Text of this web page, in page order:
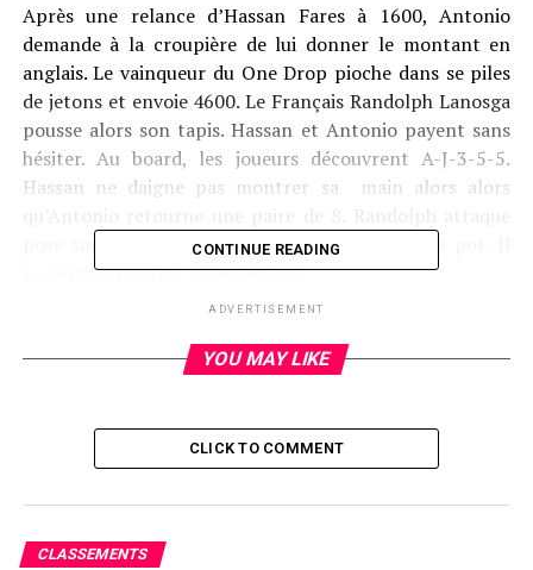
Après une relance d’Hassan Fares à 1600, Antonio
demande à la croupière de lui donner le montant en
anglais. Le vainqueur du One Drop pioche dans se piles
de jetons et envoie 4600. Le Français Randolph Lanosga
pousse alors son tapis. Hassan et Antonio payent sans
hésiter. Au board, les joueurs découvrent A-J-3-5-5.
Hassan ne daigne pas montrer sa main alors alors
pose sur la table avec joie A-Q et remporte le pot. Il
remonte à près de 20.000 jetons.
CONTINUE READING
ADVERTISEMENT
YOU MAY LIKE
CLICK TO COMMENT
CLASSEMENTS